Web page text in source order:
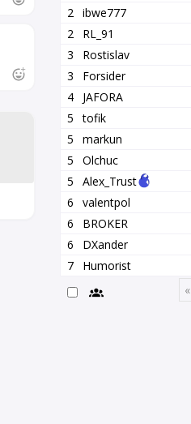
2
ibwe777
2
RL_91
3
Rostislav
3
Forsider
4
JAFORA
5
tofik
5
markun
5
Olchuc
5
Alex_Trust
6
valentpol
6
BROKER
6
DXander
7
Humorist
«